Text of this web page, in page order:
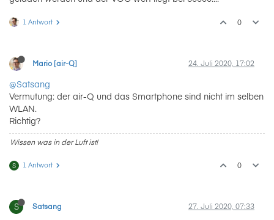
1 Antwort 0
Mario [air-Q] 24. Juli 2020, 17:02
@Satsang
Vermutung: der air-Q und das Smartphone sind nicht im selben
WLAN.
Richtig?
Wissen was in der Luft ist!
S 1 Antwort 0
S Satsang 27. Juli 2020, 07:33